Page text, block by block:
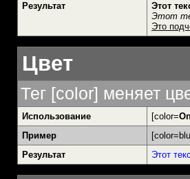
Результат
Этот
Этот
Это
Цвет
Тег [color] меняет
Использование [color=
Пример
Результат
Этот